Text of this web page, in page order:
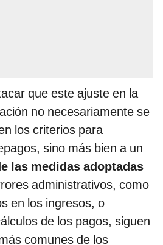
que este ajuste en la
no necesariamente se
los criterios para
sino más bien a un
las medidas adoptadas
administrativos, como
en los ingresos, o
de los pagos, siguen
comunes de los